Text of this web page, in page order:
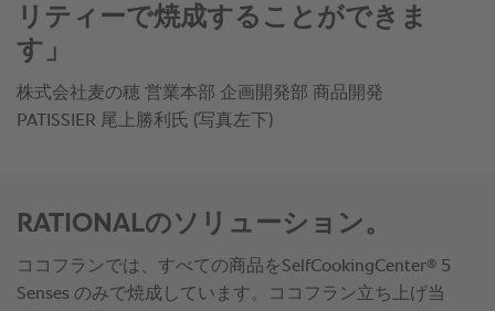
す」
株式会社麦の穂 営業本部 企画開発部 商品開発
PATISSIER 尾上勝利氏
RATIONALのソリューション。
ココフランでは、すべての商品をSelfCookingCenter® 5
Senses のみで焼成しています。ココフラン立ち上げ当